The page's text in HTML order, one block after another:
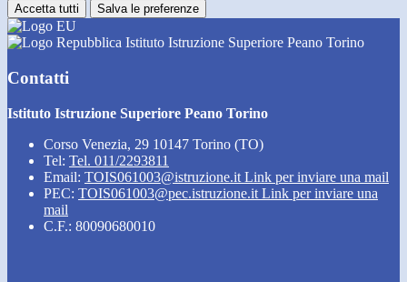
Accetta tutti Salva le preferenze
Istituto Istruzione Superiore Peano Torino
Contatti
Istituto Istruzione Superiore Peano Torino
Corso Venezia, 29 10147 Torino (TO)
Tel: Tel. 011/2293811
Email: TOIS061003@istruzione.it Link per inviare una mail
PEC: TOIS061003@pec.istruzione.it Link per inviare una
mail
C.F.: 80090680010